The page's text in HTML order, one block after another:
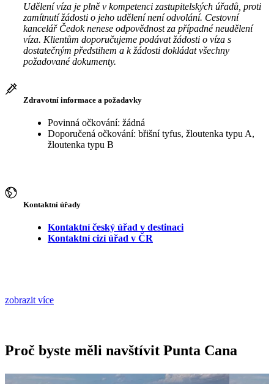
Udělení víza je plně v kompetenci zastupitelských úřadů, proti
zamítnutí žádosti o jeho udělení není odvolání. Cestovní
kancelář Čedok nenese odpovědnost za případné neudělení
víza. Klientům doporučujeme podávat žádosti o víza s
dostatečným předstihem a k žádosti dokládat všechny
požadované dokumenty.
Zdravotní informace a požadavky
Povinná očkování: žádná
Doporučená očkování: břišní tyfus, žloutenka typu A,
žloutenka typu B
Kontaktní úřady
Kontaktní český úřad v destinaci
Kontaktní cizí úřad v ČR
zobrazit více
Proč byste měli navštívit Punta Cana